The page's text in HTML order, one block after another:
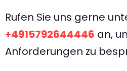
Rufen Sie uns gerne
+4915792644446 an,
Anforderungen zu